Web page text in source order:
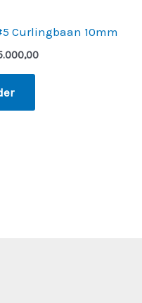
Curlingbaan 10mm